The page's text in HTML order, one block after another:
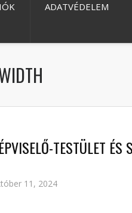
ADATVÉDELEM
TESTÜLET ÉS
11, 2024